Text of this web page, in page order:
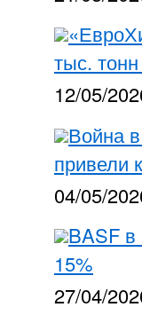
тыс.
12/05/
Война
привели
04/05/
BASF
15%
27/04/